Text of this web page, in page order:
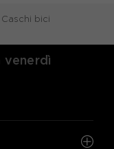
Caschi bici
venerdì